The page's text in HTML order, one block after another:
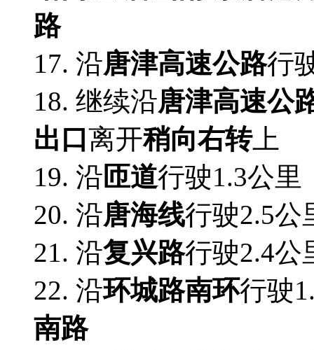
路
17. 沿唐津高速公路行
18. 继续沿唐津高速公
出口 离开稍向右转上
19. 沿匝道行驶1.3公里
20. 沿唐海线行驶2.5公
21. 沿复兴路行驶2.4公
22. 沿环城路南环行驶
南路